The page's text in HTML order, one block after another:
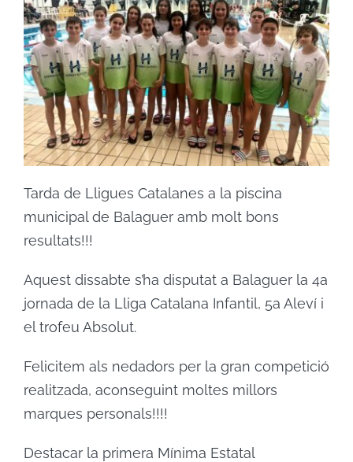
Tarda de Lligues Catalanes a la piscina
municipal de Balaguer amb molt bons
resultats!!!
Aquest dissabte s’ha disputat a Balaguer la 4a
jornada de la Lliga Catalana Infantil, 5a Aleví i
el trofeu Absolut.
Felicitem als nedadors per la gran competició
realitzada, aconseguint moltes millors
marques personals!!!!
Destacar la primera Mínima Estatal